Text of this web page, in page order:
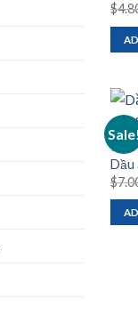
$
Sale!
SẢN
Dầu
$